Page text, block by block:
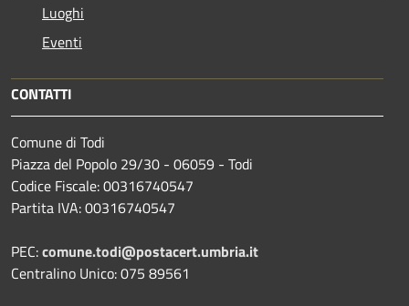
Luoghi
Eventi
CONTATTI
Comune di Todi
Piazza del Popolo 29/30 - 06059 - Todi
Codice Fiscale: 00316740547
Partita IVA: 00316740547
PEC:comune.todi@postacert.umbria.it
Centralino Unico: 075 89561